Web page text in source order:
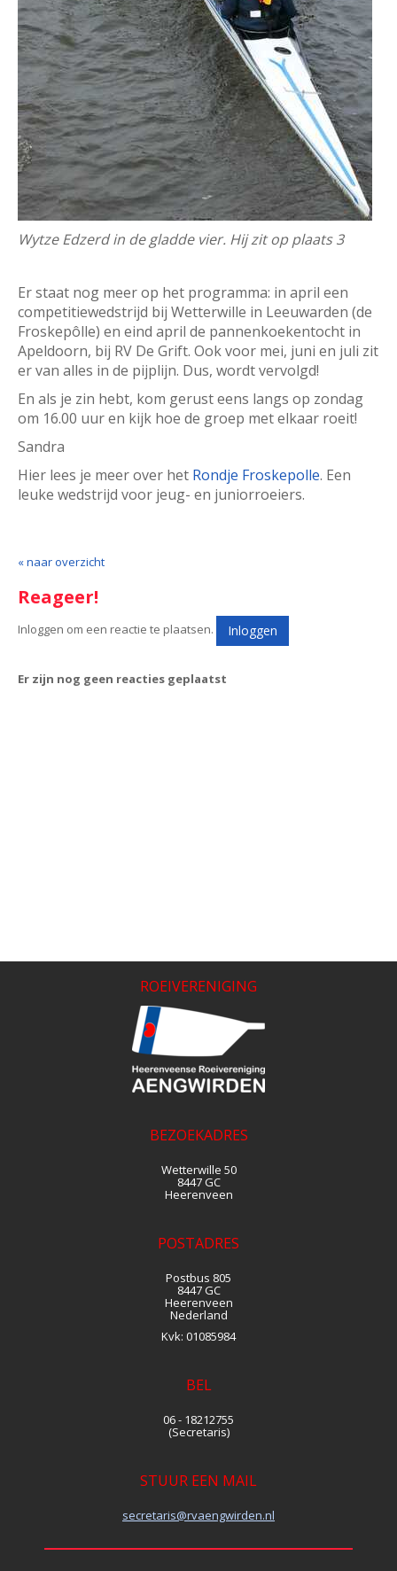
Wytze Edzerd in de gladde vier. Hij zit op plaats 3
Er staat nog meer op het programma: in april een
competitiewedstrijd bij Wetterwille in Leeuwarden (de
Froskepôlle) en eind april de pannenkoekentocht in
Apeldoorn, bij RV De Grift. Ook voor mei, juni en juli zit
er van alles in de pijplijn. Dus, wordt vervolgd!
En als je zin hebt, kom gerust eens langs op zondag
om 16.00 uur en kijk hoe de groep met elkaar roeit!
Sandra
Hier lees je meer over het Rondje Froskepolle. Een
leuke wedstrijd voor jeug- en juniorroeiers.
« naar overzicht
Reageer!
Inloggen om een reactie te plaatsen. Inloggen
Er zijn nog geen reacties geplaatst
ROEIVERENIGING
BEZOEKADRES
Wetterwille 50
8447 GC
Heerenveen
POSTADRES
Postbus 805
8447 GC
Heerenveen
Nederland
Kvk: 01085984
BEL
06 - 18212755
(Secretaris)
STUUR EEN MAIL
siraterces@rvaengwirden.nl